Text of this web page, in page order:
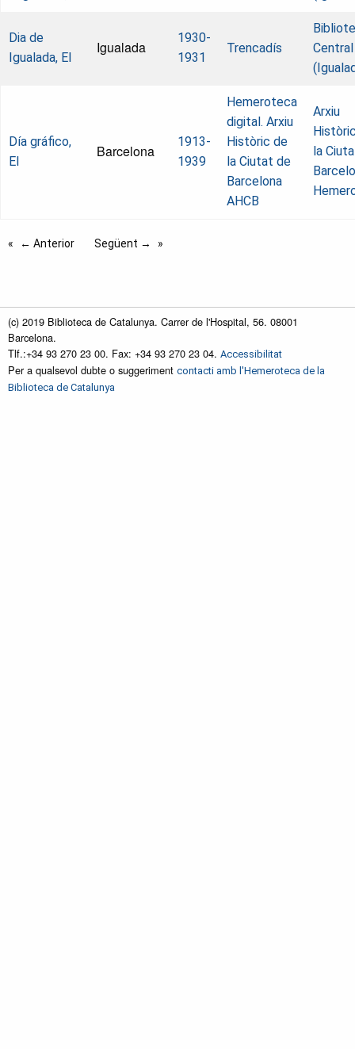
Dia de
Igualada, El
Igualada
1930-
1931
Trencadís
Central
Día gráfico,
El
Barcelona
1913-
1939
Hemeroteca
digital. Arxiu
Històric de
la Ciutat de
Barcelona
AHCB
Arxiu
la
← Anterior Següent →
(c) 2019 Biblioteca de Catalunya. Carrer de l'Hospital, 56. 08001
Barcelona.
Tlf.:+34 93 270 23 00. Fax: +34 93 270 23 04. Accessibilitat
Per a qualsevol dubte o suggeriment contacti amb l'Hemeroteca de la
Biblioteca de Catalunya